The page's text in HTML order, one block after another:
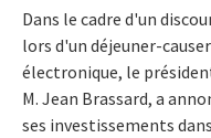
Dans le cadre d'un
lors d'un déjeuner-
électronique, le
M. Jean Brassard, a
ses investissements